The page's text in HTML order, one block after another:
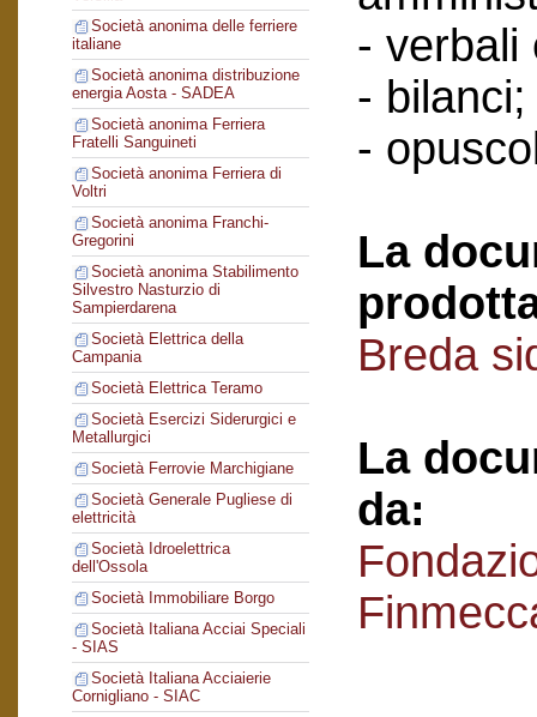
Società anonima delle ferriere
italiane
Società anonima distribuzione
energia Aosta - SADEA
Società anonima Ferriera
Fratelli Sanguineti
Società anonima Ferriera di
Voltri
Società anonima Franchi-
Gregorini
Società anonima Stabilimento
Silvestro Nasturzio di
Sampierdarena
Società Elettrica della
Campania
Società Elettrica Teramo
Società Esercizi Siderurgici e
Metallurgici
Società Ferrovie Marchigiane
Società Generale Pugliese di
elettricità
Società Idroelettrica
dell'Ossola
Società Immobiliare Borgo
Società Italiana Acciai Speciali
- SIAS
Società Italiana Acciaierie
Cornigliano - SIAC
- verbali
- bilanci;
-
La
Breda
La
da: